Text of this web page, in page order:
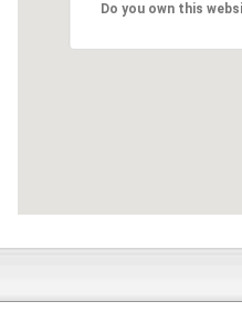
Do you own this